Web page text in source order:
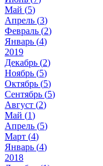
Май (5)
Апрель (3)
Февраль (2)
Январь (4)
2019
Декабрь (2)
Ноябрь (5)
Октябрь (5)
Сентябрь (5)
Август (2)
Май (1)
Апрель (5)
Март (4)
Январь (4)
2018